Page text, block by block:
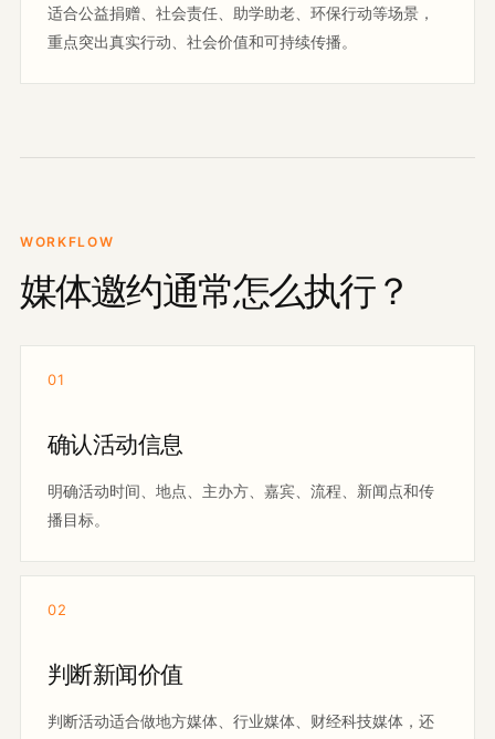
适合公益捐赠、社会责任、助学助老、环保行动等场景，
重点突出真实行动、社会价值和可持续传播。
WORKFLOW
媒体邀约通常怎么执行？
01
确认活动信息
明确活动时间、地点、主办方、嘉宾、流程、新闻点和传
播目标。
02
判断新闻价值
判断活动适合做地方媒体、行业媒体、财经科技媒体，还